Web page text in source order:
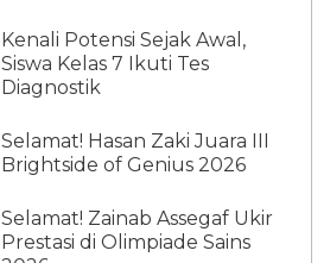
Kenali Potensi Sejak Awal,
Siswa Kelas 7 Ikuti Tes
Diagnostik
Selamat! Hasan Zaki Juara III
Brightside of Genius 2026
Selamat! Zainab Assegaf Ukir
Prestasi di Olimpiade Sains